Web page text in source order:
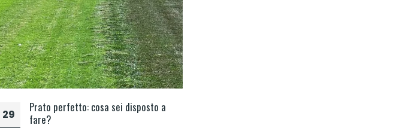
29
Prato perfetto: cosa sei disposto a
fare?